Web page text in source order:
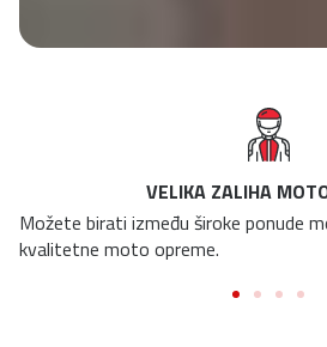
VELIKA ZALIHA
Možete birati između široke ponude
kvalitetne moto opreme.